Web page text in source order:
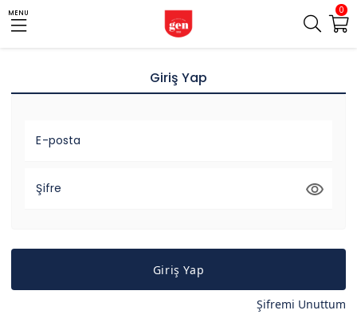
0
MENU
Giriş Yap
E-posta
Şifre
Giriş Yap
Şifremi Unuttum